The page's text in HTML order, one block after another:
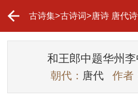
古诗集>古诗词 >唐诗 唐代诗
和王郎中题华州
朝代： 唐代 作者